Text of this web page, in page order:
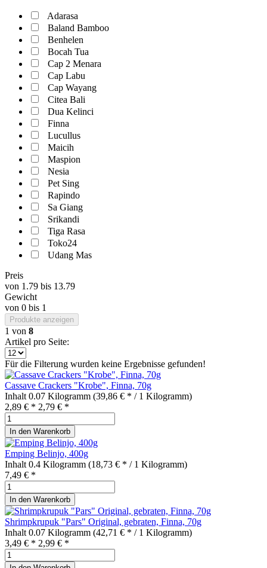
Adarasa
Baland Bamboo
Benhelen
Bocah Tua
Cap 2 Menara
Cap Labu
Cap Wayang
Citea Bali
Dua Kelinci
Finna
Lucullus
Maicih
Maspion
Nesia
Pet Sing
Rapindo
Sa Giang
Srikandi
Tiga Rasa
Toko24
Udang Mas
Preis
von 1.79 bis 13.79
Gewicht
von 0 bis 1
Produkte anzeigen
1 von 8
Artikel pro Seite:
Für die Filterung wurden keine Ergebnisse gefunden!
Cassave Crackers "Krobe", Finna, 70g
Inhalt 0.07 Kilogramm (39,86 € * / 1 Kilogramm)
2,89 € * 2,79 € *
In den Warenkorb
Emping Belinjo, 400g
Inhalt 0.4 Kilogramm (18,73 € * / 1 Kilogramm)
7,49 € *
In den Warenkorb
Shrimpkrupuk "Pars" Original, gebraten, Finna, 70g
Inhalt 0.07 Kilogramm (42,71 € * / 1 Kilogramm)
3,49 € * 2,99 € *